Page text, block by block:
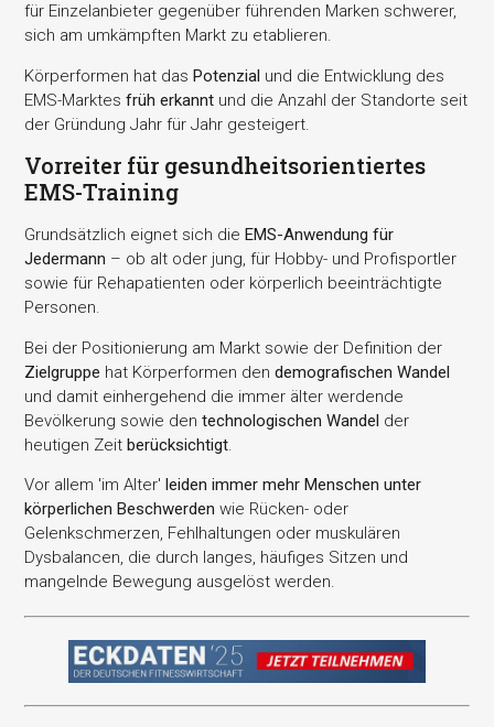
für Einzelanbieter gegenüber führenden Marken schwerer,
sich am umkämpften Markt zu etablieren.
Körperformen hat dasPotenzial und die Entwicklung des
EMS-Marktesfrüh erkannt und die Anzahl der Standorte seit
der Gründung Jahr für Jahr gesteigert.
Vorreiter für gesundheitsorientiertes
EMS-Training
Grundsätzlich eignet sich dieEMS-Anwendung für
Jedermann – ob alt oder jung, für Hobby- und Profisportler
sowie für Rehapatienten oder körperlich beeinträchtigte
Personen.
Bei der Positionierung am Markt sowie der Definition der
Zielgruppe hat Körperformen dendemografischen Wandel
und damit einhergehend die immer älter werdende
Bevölkerung sowie dentechnologischen Wandel der
heutigen Zeitberücksichtigt
Vor allem 'im Alter'leiden immer mehr Menschen unter
körperlichen Beschwerden wie Rücken- oder
Gelenkschmerzen, Fehlhaltungen oder muskulären
Dysbalancen, die durch langes, häufiges Sitzen und
mangelnde Bewegung ausgelöst werden.